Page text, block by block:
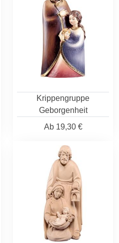
Krippengruppe
Geborgenheit
Ab19,30 €